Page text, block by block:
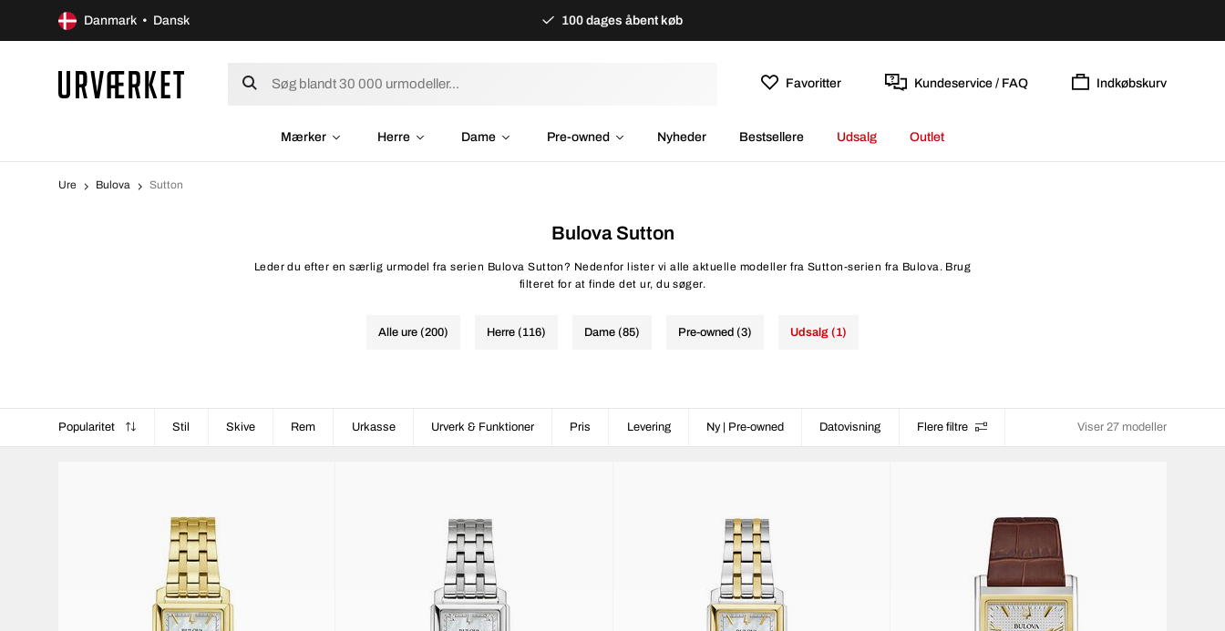
Danmark • Dansk 100 dages åbent køb
Favoritter Kundeservice / FAQ Indkøbskurv
Mærker Herre Dame Pre-owned Nyheder Bestsellere Udsalg Outlet
Ure Bulova Sutton
Bulova Sutton
Leder du efter en særlig urmodel fra serien Bulova Sutton? Nedenfor lister vi alle aktuelle modeller fra Sutton-serien fra Bulova. Brug
filteret for at finde det ur, du søger.
Alle ure (200) Herre (116) Dame (85) Pre-owned (3) Udsalg (1)
Popularitet Stil Skive Rem Urkasse Urverk & Funktioner Pris Levering Ny | Pre-owned Datovisning Flere filtre Viser 27 modeller